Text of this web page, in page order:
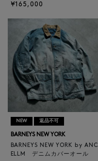
¥165,000
NEW 返品不可
BARNEYS NEW YORK
BARNEYS NEW YORK by ANC
ELLM デニムカバーオール